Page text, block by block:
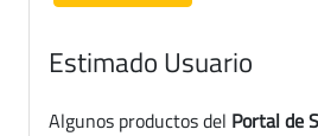
Estimado Usuario
Algunos productos del Portal de